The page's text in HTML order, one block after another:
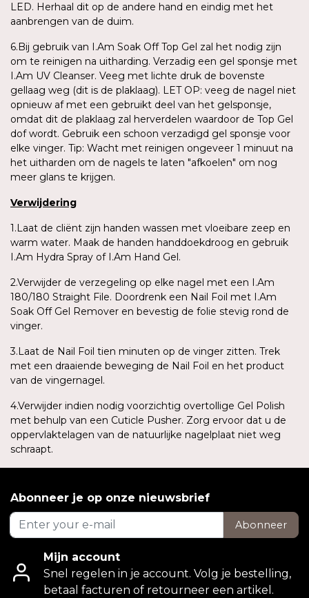
LED. Herhaal dit op de andere hand en eindig met het
aanbrengen van de duim.
6.Bij gebruik van I.Am Soak Off Top Gel zal het nodig zijn
om te reinigen na uitharding. Verzadig een gel sponsje met
I.Am UV Cleanser. Veeg met lichte druk de bovenste
gellaag weg (dit is de plaklaag). LET OP: veeg de nagel niet
opnieuw af met een gebruikt deel van het gelsponsje,
omdat dit de plaklaag zal herverdelen waardoor de Top Gel
dof wordt. Gebruik een schoon verzadigd gel sponsje voor
elke vinger. Tip: Wacht met reinigen ongeveer 1 minuut na
het uitharden om de nagels te laten "afkoelen" om nog
meer glans te krijgen.
Verwijdering
1.Laat de cliënt zijn handen wassen met vloeibare zeep en
warm water. Maak de handen handdoekdroog en gebruik
I.Am Hydra Spray of I.Am Hand Gel.
2.Verwijder de verzegeling op elke nagel met een I.Am
180/180 Straight File. Doordrenk een Nail Foil met I.Am
Soak Off Gel Remover en bevestig de folie stevig rond de
vinger.
3.Laat de Nail Foil tien minuten op de vinger zitten. Trek
met een draaiende beweging de Nail Foil en het product
van de vingernagel.
4.Verwijder indien nodig voorzichtig overtollige Gel Polish
met behulp van een Cuticle Pusher. Zorg ervoor dat u de
oppervlaktelagen van de natuurlijke nagelplaat niet weg
schraapt.
Abonneer je op onze nieuwsbrief
Abonneer
Mijn account
Snel regelen in je account. Volg je bestelling,
betaal facturen of retourneer een artikel.